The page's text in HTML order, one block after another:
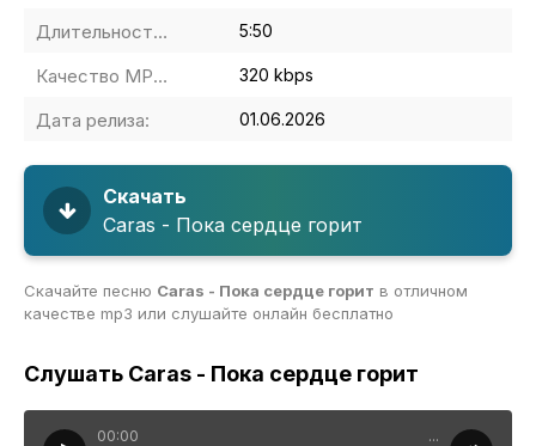
Длительность MP3: 5:50
Качество MP3: 320 kbps
Дата релиза: 01.06.2026
Скачать
Caras - Пока сердце горит
Скачайте песню Caras - Пока сердце горит в отличном
качестве mp3 или слушайте онлайн бесплатно
Слушать Caras - Пока сердце горит
00:00 ...